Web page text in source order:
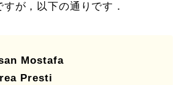
が，以下の通りです．
Mostafa
Presti